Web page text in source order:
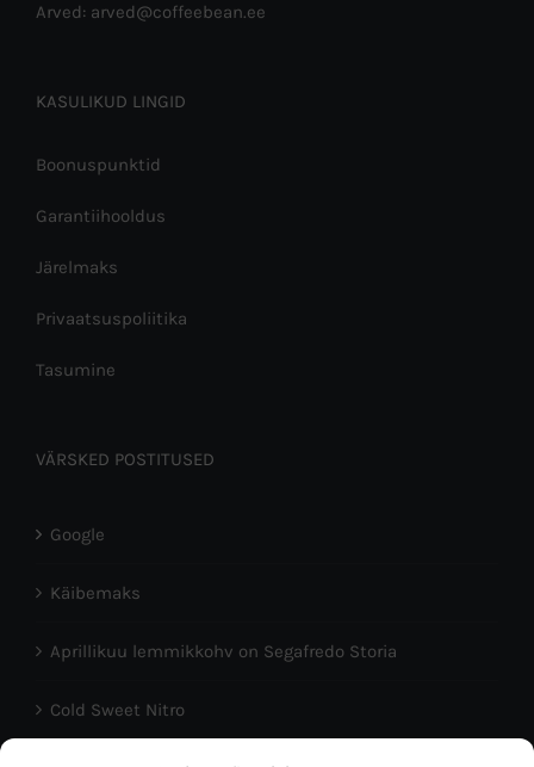
Arved: arved@coffeebean.ee
KASULIKUD LINGID
Boonuspunktid
Garantiihooldus
Järelmaks
Privaatsuspoliitika
Tasumine
VÄRSKED POSTITUSED
Google
Käibemaks
Aprillikuu lemmikkohv on Segafredo Storia
Cold Sweet Nitro